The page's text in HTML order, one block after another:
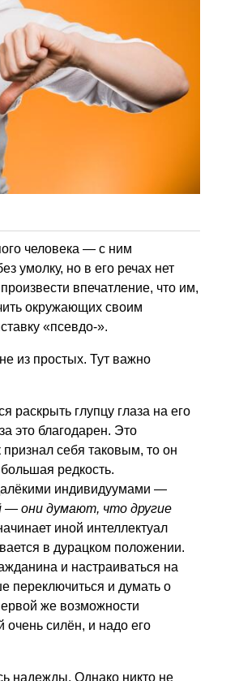
человека — с ним
умолку, но в его речах нет
впечатление, что им,
окружающих своим
«псевдо-».
из простых. Тут важно
глупцу глаза на его
это благодарен. Это
себя таковым, то он
редкость.
индивидуумами —
— они думают, что другие
иной интеллектуал
в дурацком положении.
и настраиваться на
переключиться и думать о
же возможности
очень силён, и надо его
надежды. Однако никто не